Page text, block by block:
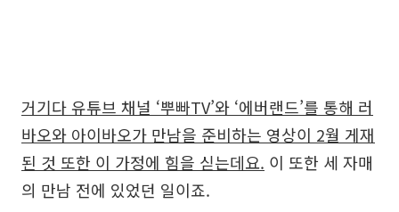
거기다 유튜브 채널 ‘뿌빠TV’와 ‘에버랜드’를 통해 러
바오와 아이바오가 만남을 준비하는 영상이 2월 게재
된 것 또한 이 가정에 힘을 싣는데요. 이 또한 세 자매
의 만남 전에 있었던 일이죠.